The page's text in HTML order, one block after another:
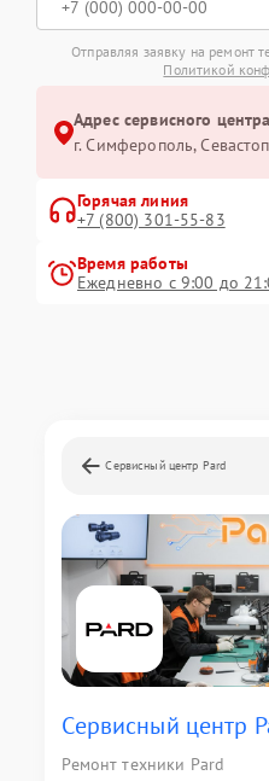
Отправляя заявку на ремонт
Политикой
Адрес сервисного
г. Симферополь,
Горячая линия
+7 (800) 301-55-83
Время работы
Ежедневно с 9:00 до
Сервисный центр Pard
Сервисный центр
Ремонт техники Pard